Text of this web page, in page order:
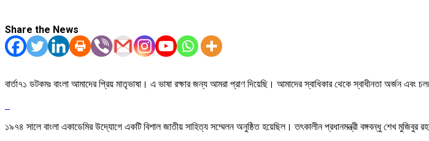
Share the News
বার্তা৭১ ডটকমঃ বাংলা আমাদের প্রিয় মাতৃভাষা। এ ভাষা রক্ষার জন্য আমরা প্রাণ দিয়েছি। আমাদের স্বাধিকার থেকে স্বাধীনতা অর্জন এবং
১৯৭৪ সালে বাংলা একাডেমির উদ্যোগে একটি বিশাল জাতীয় সাহিত্য সম্মেলন অনুষ্ঠিত হয়েছিল। তৎকালীন প্রধানমন্ত্রী বঙ্গবন্ধু শেখ মুজিবুর